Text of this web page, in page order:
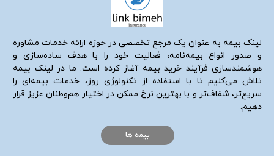
لینک بیمه به عنوان یک مرجع تخصصی در حوزه ارائه خدمات مشاوره
و صدور انواع بیمه‌نامه، فعالیت خود را با هدف ساده‌سازی و
هوشمندسازی فرآیند خرید بیمه آغاز کرده است. ما در لینک بیمه
تلاش می‌کنیم تا با استفاده از تکنولوژی روز، خدمات بیمه‌ای را
سریع‌تر، شفاف‌تر و با بهترین نرخ ممکن در اختیار هم‌وطنان عزیز قرار
دهیم.
بیمه ها